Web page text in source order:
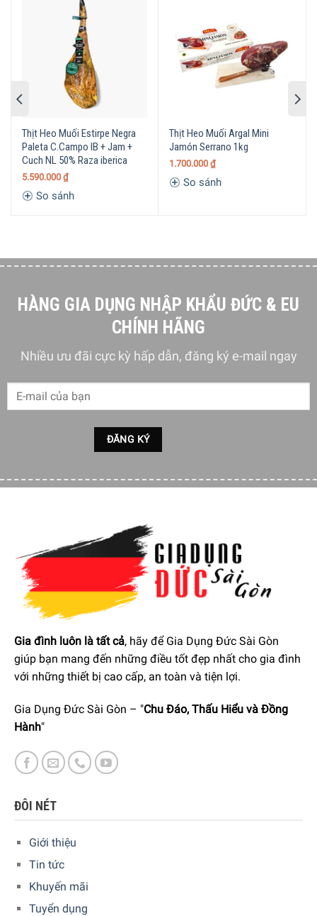
Cách dùng Thịt Heo Muối Jamon Diaz Curada Gran
Reserva Cruce Duroc 5kg
Thịt heo muối có đạt tới đỉnh cao của hương vị hay không
còn nằm ở cách cắt thái và trình bày món ăn. Bạn không
nên thái quá dày hoặc miếng quá vụn sẽ kiến món ăn khó
thưởng thức hơn. Bạn nên cắt thật mỏng có độ dài nhất
định và phải thật đều tay món ăn sẽ mềm mại hơn dễ nhai
và dễ dàng cảm nhận được đầy đủ nhất hương vị.
Món ăn này thường được trình bày kèm phô mai, thịt đỏ,
oliu, trái cây giúp cân bằng và thay đổi vị giác, các hương
Thịt Heo Muối Estirpe Negra
Paleta C.Campo IB + Jam +
Cuch NL 50% Raza iberica
5.590.000 ₫
So sánh
Thịt Heo Muối Argal Mini
Jamón Serrano 1kg
1.700.000₫
So sánh
HÀNG GIA DỤNG NHẬP KHẨU ĐỨC & EU
CHÍNH HÃNG
Nhiều ưu đãi cực kỳ hấp dẫn, đăng ký e-mail ngay
Gia đình luôn là tất cả, hãy để Gia Dụng Đức Sài Gòn
giúp bạn mang đến những điều tốt đẹp nhất cho gia đình
với những thiết bị cao cấp, an toàn và tiện lợi.
Gia Dụng Đức Sài Gòn – "Chu Đáo, Thấu Hiểu và Đồng
Hành"
ĐÔI NÉT
Giới thiệu
Tin tức
Khuyến mãi
Tuyển dụng